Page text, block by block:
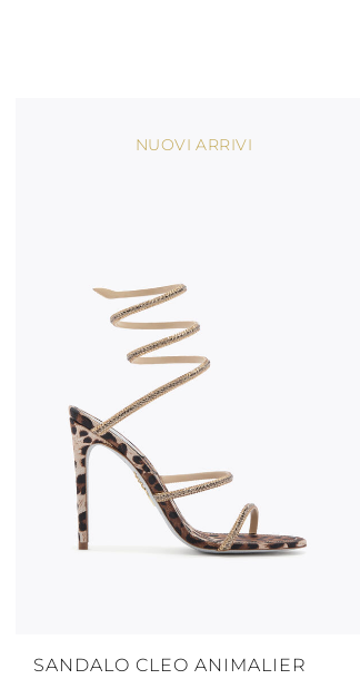
NUOVI ARRIVI
SANDALO CLEO ANIMALIER